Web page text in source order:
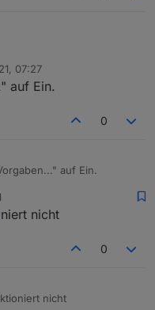
07:27
auf Ein.
0
auf Ein.
nicht
0
nicht